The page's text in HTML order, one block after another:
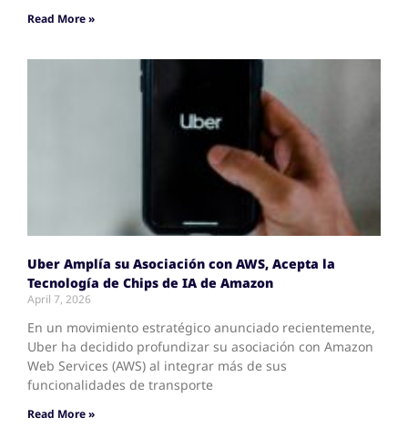
Read More »
Uber Amplía su Asociación con AWS, Acepta la
Tecnología de Chips de IA de Amazon
April 7, 2026
En un movimiento estratégico anunciado recientemente,
Uber ha decidido profundizar su asociación con Amazon
Web Services (AWS) al integrar más de sus
funcionalidades de transporte
Read More »